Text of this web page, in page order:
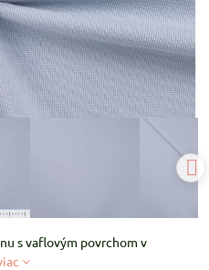
s vaflovým povrchom v